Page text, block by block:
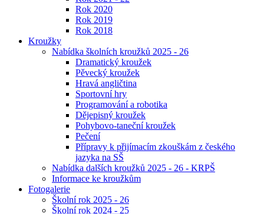
Rok 2020
Rok 2019
Rok 2018
Kroužky
Nabídka školních kroužků 2025 - 26
Dramatický kroužek
Pěvecký kroužek
Hravá angličtina
Sportovní hry
Programování a robotika
Dějepisný kroužek
Pohybovo-taneční kroužek
Pečení
Přípravy k přijímacím zkouškám z českého
jazyka na SŠ
Nabídka dalších kroužků 2025 - 26 - KRPŠ
Informace ke kroužkům
Fotogalerie
Školní rok 2025 - 26
Školní rok 2024 - 25